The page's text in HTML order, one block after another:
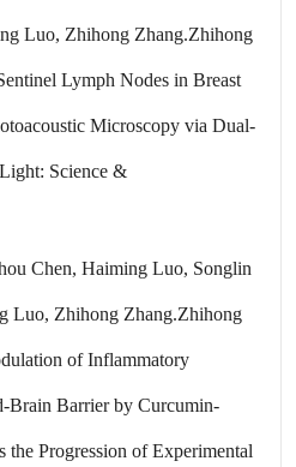
Luo, Zhihong Zhang.Zhihong
Lymph Nodes in Breast
Microscopy via Dual-
Science &
Chen, Haiming Luo, Songlin
Luo, Zhihong Zhang.Zhihong
of Inflammatory
Brain Barrier by Curcumin-
the Progression of Experimental